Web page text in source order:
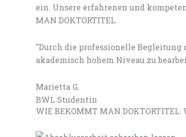
ein. Unsere erfahrenen und
MAN DOKTORTITEL.
"Durch die professionelle Begleitung
akademisch hohem Niveau zu
Marietta G.
BWL Studentin
WIE BEKOMMT MAN